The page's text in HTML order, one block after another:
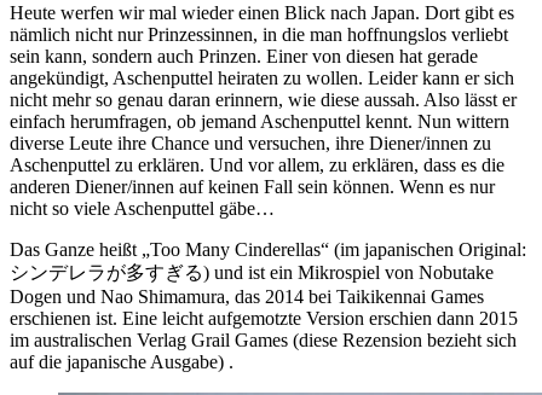
Heute werfen wir mal wieder einen Blick nach Japan. Dort gibt es
nämlich nicht nur Prinzessinnen, in die man hoffnungslos verliebt
sein kann, sondern auch Prinzen. Einer von diesen hat gerade
angekündigt, Aschenputtel heiraten zu wollen. Leider kann er sich
nicht mehr so genau daran erinnern, wie diese aussah. Also lässt er
einfach herumfragen, ob jemand Aschenputtel kennt. Nun wittern
diverse Leute ihre Chance und versuchen, ihre Diener/innen zu
Aschenputtel zu erklären. Und vor allem, zu erklären, dass es die
anderen Diener/innen auf keinen Fall sein können. Wenn es nur
nicht so viele Aschenputtel gäbe…
Das Ganze heißt „Too Many Cinderellas“ (im japanischen Original:
シンデレラが多すぎる) und ist ein Mikrospiel von Nobutake
Dogen und Nao Shimamura, das 2014 bei Taikikennai Games
erschienen ist. Eine leicht aufgemotzte Version erschien dann 2015
im australischen Verlag Grail Games (diese Rezension bezieht sich
auf die japanische Ausgabe) .